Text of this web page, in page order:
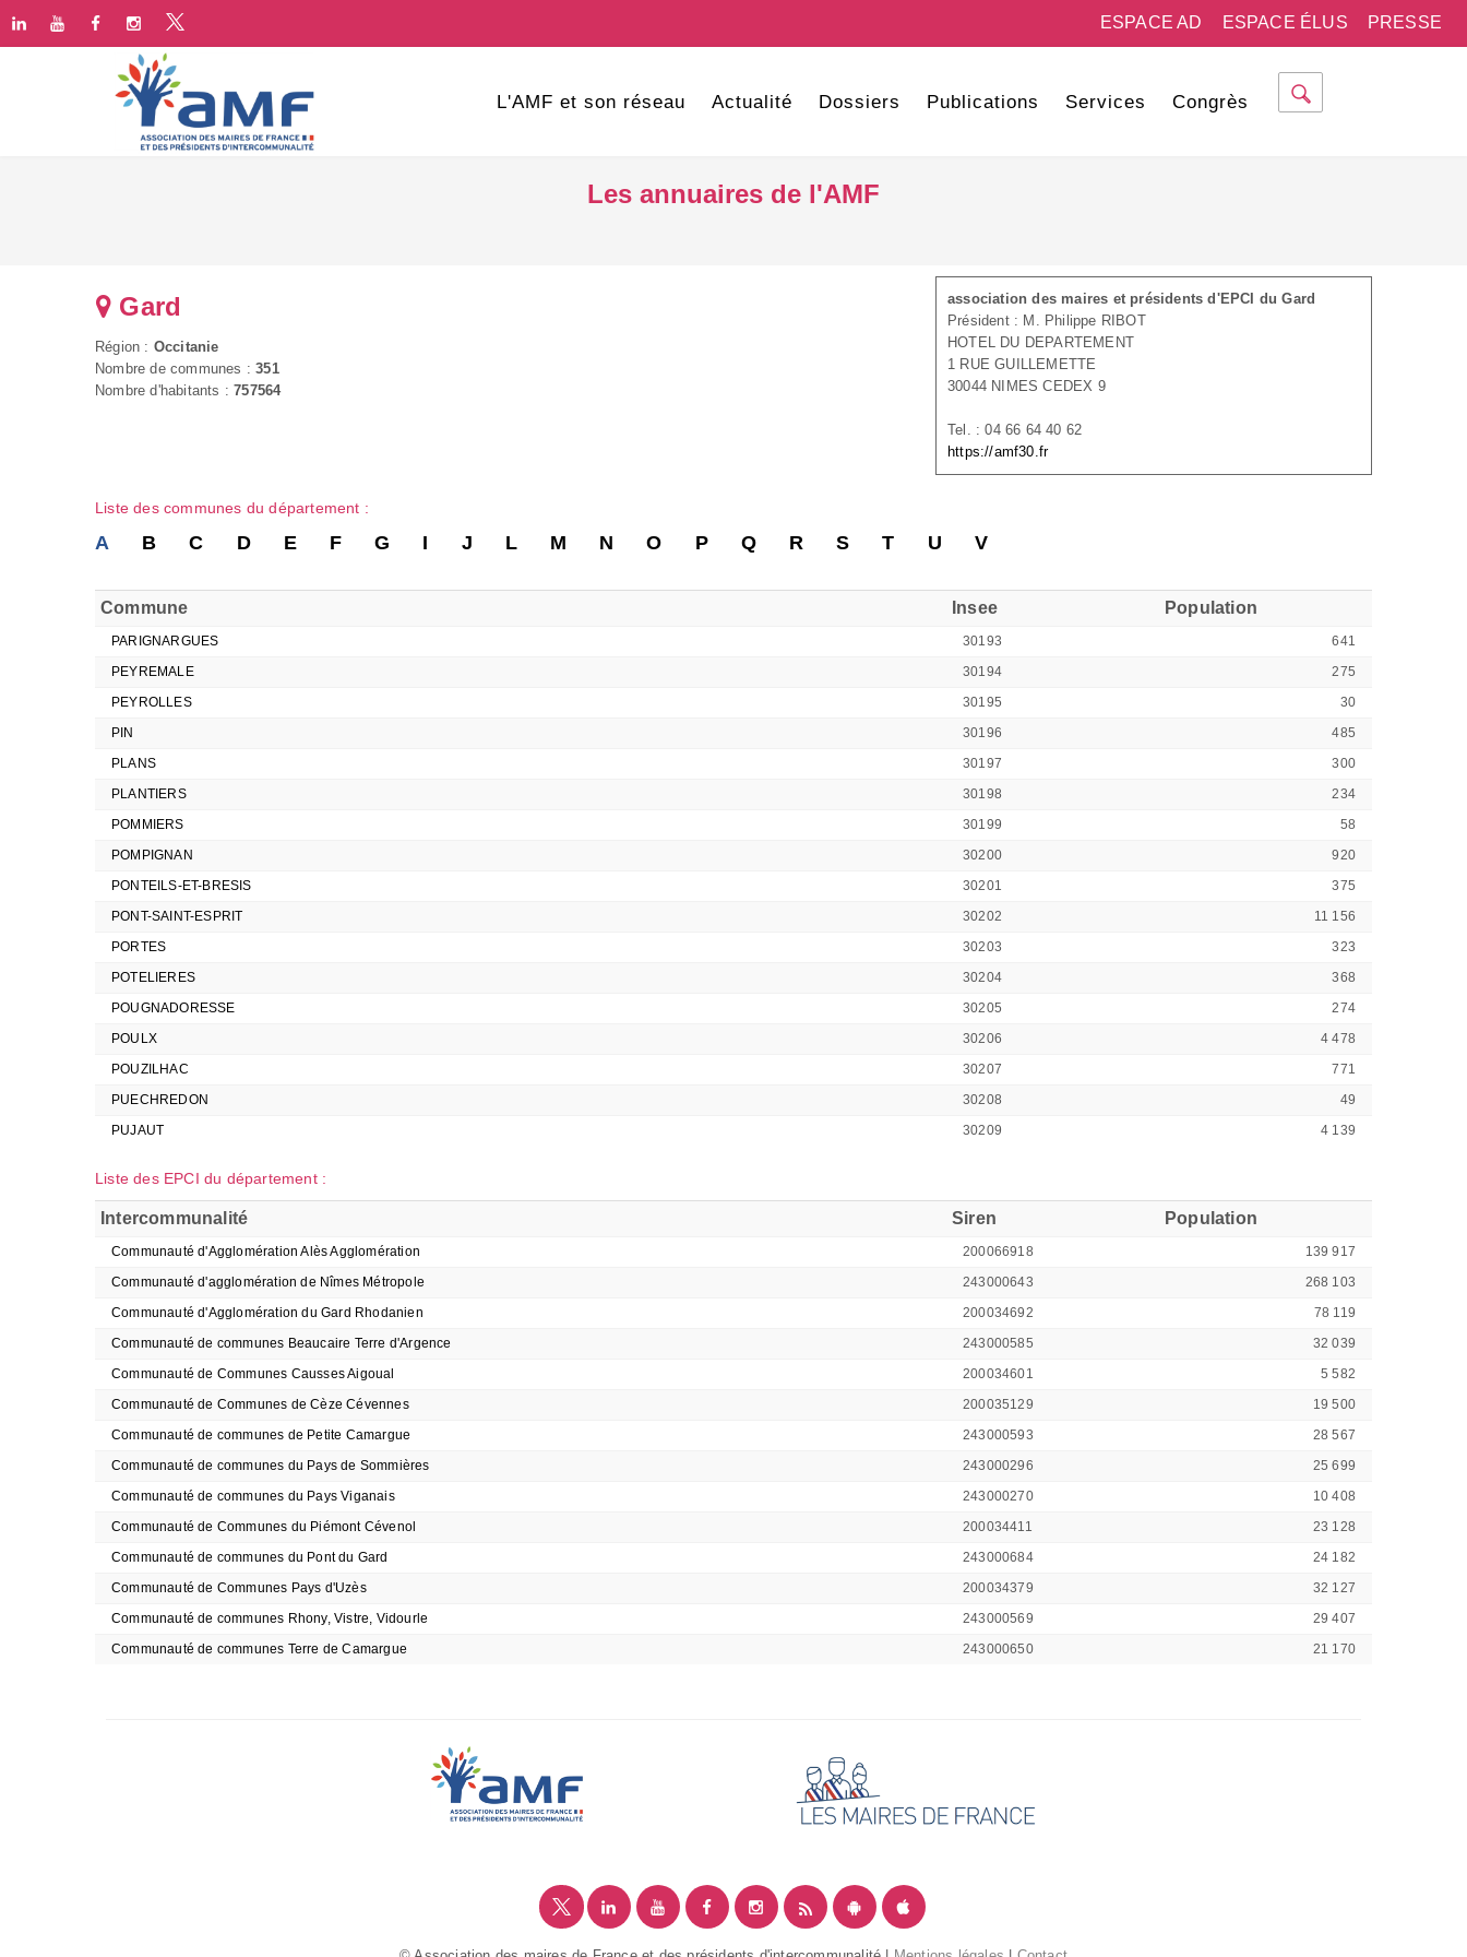
PRESSE
ESPACE ÉLUS
ESPACE AD
L'AMF et son réseau Actualité Dossiers Publications Services Congrès
Les annuaires de l'AMF
association des maires et présidents d'EPCI du Gard
Président : M. Philippe RIBOT
HOTEL DU DEPARTEMENT
1 RUE GUILLEMETTE
30044 NIMES CEDEX 9
Tel. : 04 66 64 40 62
https://amf30.fr
Gard
Région : Occitanie
Nombre de communes :351
Nombre d'habitants :757564
Liste des communes du département :
A B C D E F G I J L M N O P Q R S T U V
Commune Insee Population
PARIGNARGUES 30193
641
PEYREMALE
30194
275
PEYROLLES
30195
30
PIN
30196
485
PLANS
30197
300
PLANTIERS
30198
234
POMMIERS
30199
58
POMPIGNAN
30200
920
PONTEILS-ET-BRESIS
30201
375
PONT-SAINT-ESPRIT
30202
11 156
PORTES
30203
323
POTELIERES
30204
368
POUGNADORESSE
30205
274
POULX
30206
4 478
POUZILHAC
30207
771
PUECHREDON
30208
49
PUJAUT
30209 4 139
Liste des EPCI du département :
Intercommunalité Siren Population
Communauté d'Agglomération Alès Agglomération 200066918
139 917
Communauté d'agglomération de Nîmes Métropole
243000643
268 103
Communauté d'Agglomération du Gard Rhodanien
200034692
78 119
Communauté de communes Beaucaire Terre d'Argence
243000585
32 039
Communauté de Communes Causses Aigoual
200034601
5 582
Communauté de Communes de Cèze Cévennes
200035129
19 500
Communauté de communes de Petite Camargue
243000593
28 567
Communauté de communes du Pays de Sommières
243000296
25 699
Communauté de communes du Pays Viganais
243000270
10 408
Communauté de Communes du Piémont Cévenol
200034411
23 128
Communauté de communes du Pont du Gard
243000684
24 182
Communauté de Communes Pays d'Uzès
200034379
32 127
Communauté de communes Rhony, Vistre, Vidourle
243000569
29 407
Communauté de communes Terre de Camargue
243000650 21 170